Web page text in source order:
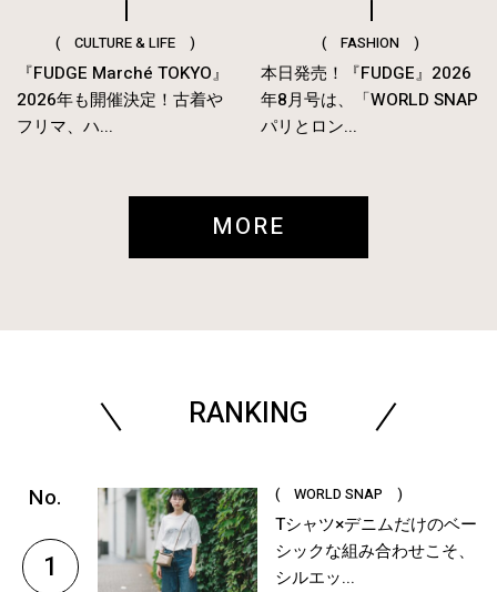
( CULTURE & LIFE )
『FUDGE Marché TOKYO』
2026年も開催決定！古着や
フリマ、ハ...
( FASHION )
本日発売！『FUDGE』2026
年8月号は、「WORLD SNAP
パリとロン...
MORE
RANKING
1
( WORLD SNAP )
Tシャツ×デニムだけのベー
シックな組み合わせこそ、
シルエッ...